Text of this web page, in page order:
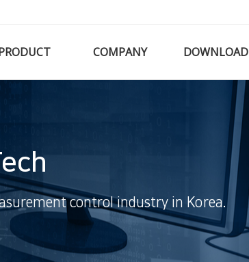
COMPANY DOWNLOAD
control industry in Korea.